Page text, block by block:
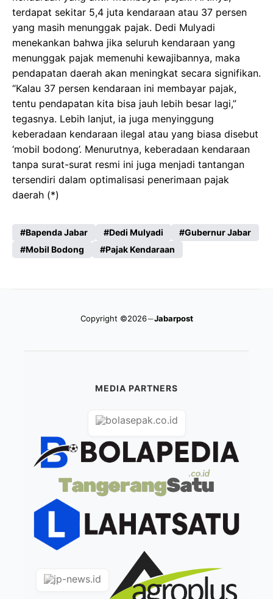
terdapat sekitar 5,4 juta kendaraan atau 37 persen
yang masih menunggak pajak. Dedi Mulyadi
menekankan bahwa jika seluruh kendaraan yang
menunggak pajak memenuhi kewajibannya, maka
pendapatan daerah akan meningkat secara signifikan.
“Kalau 37 persen kendaraan ini membayar pajak,
tentu pendapatan kita bisa jauh lebih besar lagi,”
tegasnya. Lebih lanjut, ia juga menyinggung
keberadaan kendaraan ilegal atau yang biasa disebut
‘mobil bodong’. Menurutnya, keberadaan kendaraan
tanpa surat-surat resmi ini juga menjadi tantangan
tersendiri dalam optimalisasi penerimaan pajak
daerah (*)
Bapenda Jabar Dedi Mulyadi
Gubernur Jabar
Mobil Bodong
Pajak Kendaraan
Copyright ©2026 Jabarpost
MEDIA PARTNERS